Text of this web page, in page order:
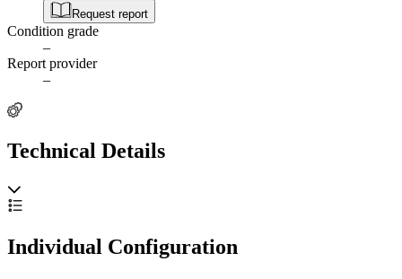
Request report
Condition grade
–
Report provider
–
Technical Details
Individual Configuration